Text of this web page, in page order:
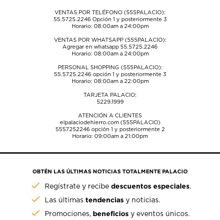
VENTAS POR TELÉFONO (555PALACIO):
55.5725.2246Opción 1 y posteriormente 3
Horario: 08:00am a 24:00pm
VENTAS POR WHATSAPP (555PALACIO):
Agregar en whatsapp 55.5725.2246
Horario: 08:00am a 24:00pm
PERSONAL SHOPPING (555PALACIO):
55.5725.2246opción 1 y posteriormente 3
Horario: 08:00am a 22:00pm
TARJETA PALACIO:
5229.1999
ATENCIÓN A CLIENTES
elpalaciodehierro.com (555PALACIO)
5557252246opción 1 y posteriormente 2
Horario: 09:00am a 21:00pm
OBTÉN LAS ÚLTIMAS NOTICIAS TOTALMENTE PALACIO
Regístrate y recibedescuentos especiales.
Las últimastendencias y noticias.
Promociones, beneficios y eventos únicos.